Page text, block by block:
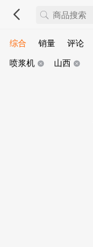
综合 销量 评论
喷浆机
山西